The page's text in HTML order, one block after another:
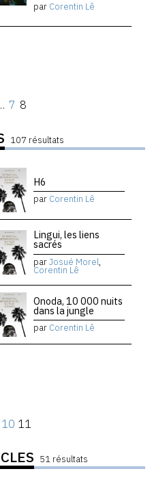
par Corentin Lê
7 8
107 résultats
H6
par Corentin Lê
Lingui, les liens
sacrés
parJosué Morel,
Corentin Lê
Onoda, 10 000 nuits
dans la jungle
par Corentin Lê
10 11
51 résultats